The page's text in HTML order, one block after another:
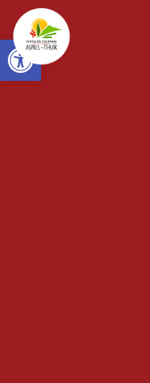
Open toolbar